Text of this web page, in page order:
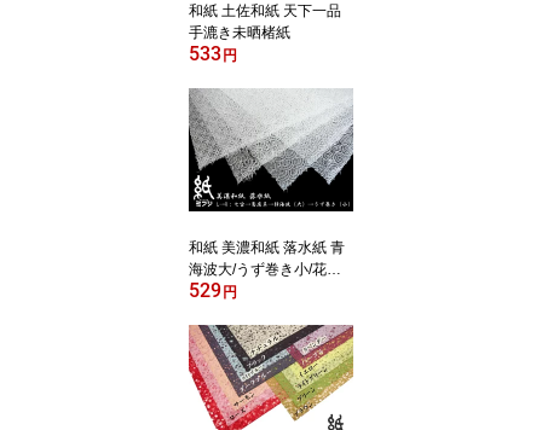
和紙 土佐和紙 天下一品
手漉き未晒楮紙
533 円
和紙 美濃和紙 落水紙 青
海波大/うず巻き小/花麻/
七宝/菊唐草 手漉き
529 円